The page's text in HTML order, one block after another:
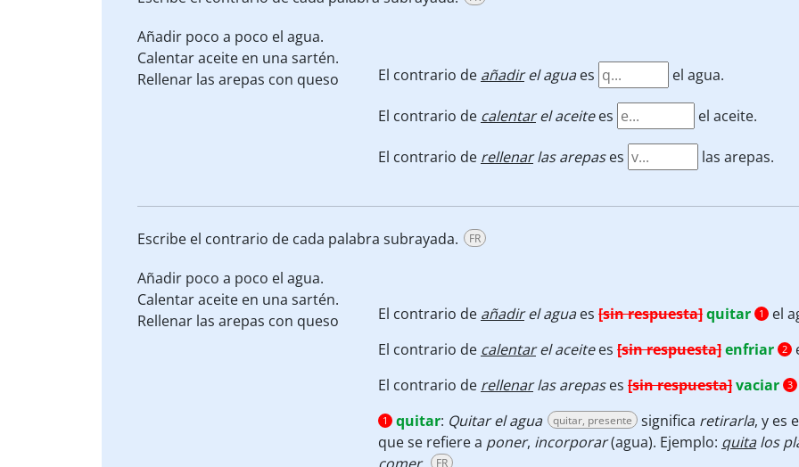
Añadir poco a poco el agua.
Calentaraceite en una sartén.
Rellenar las arepas con queso El contrario de añadirel aguaes el agua.
El contrario de calentarel aceitees el aceite.
El contrario de rellenarlas arepases las arepas.
Escribe el contrario de cada palabra subrayada. FR
Añadir poco a poco el agua.
Calentaraceite en una sartén.
Rellenar las arepas con queso El contrario de añadirel aguaes [sin respuesta]quitar 1
el
El contrario de calentarel aceitees [sin respuesta]enfriar 2
El contrario de rellenarlas arepases [sin respuesta]vaciar 3
1 quitar: Quitar el agua quitar, presente significa retirarla, y es
que se refiere a poner, incorporar(agua). Ejemplo: quitalos
FR